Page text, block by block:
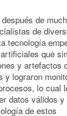
de
de
tecnología
que
y artefactos
y lograron
lo cual
datos válidos
de estos